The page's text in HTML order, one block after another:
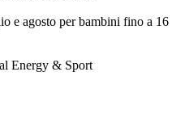
e agosto per bambini fino a 16
Energy & Sport